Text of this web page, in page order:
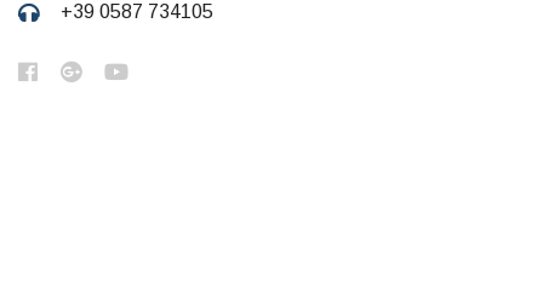
+39 0587 734105